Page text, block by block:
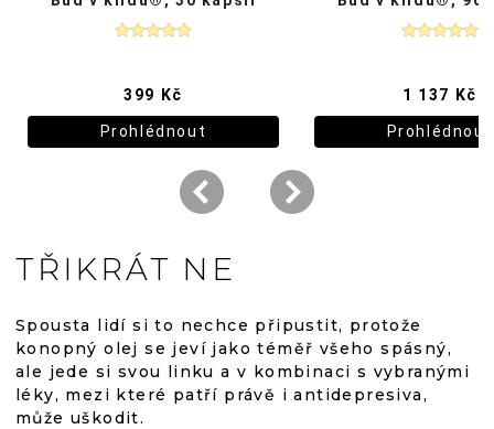
TŘIKRÁT NE
Spousta lidí si to nechce připustit, protože
konopný olej se jeví jako téměř všeho spásný,
ale jede si svou linku a v kombinaci s vybranými
léky, mezi které patří právě i antidepresiva,
může uškodit.